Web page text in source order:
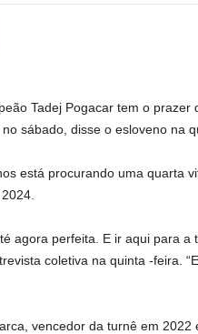
Tadej Pogacar tem o
sábado, disse o esloveno na
está procurando uma quarta
agora perfeita. E ir aqui para
coletiva na quinta -feira.
vencedor da turnê em